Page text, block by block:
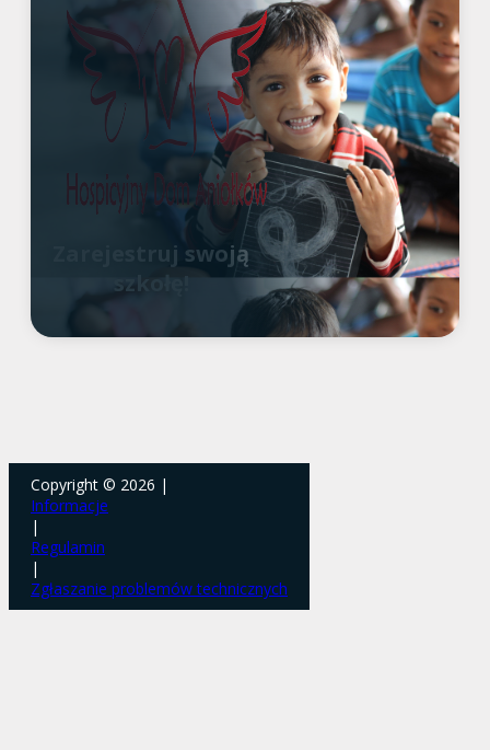
Zarejestruj swoją
szkołę!
Copyright © 2026 |
Informacje
|
Regulamin
|
Zgłaszanie problemów technicznych